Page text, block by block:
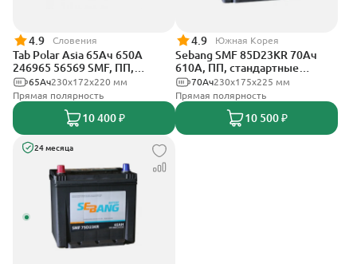
4.9 Словения
Tab Polar Asia 65Ач 650А
246965 56569 SMF, ПП,
стандартные клеммы
230х172х220 мм
65Ач
Прямая полярность
10 400 ₽
4.9 Южная Корея
Sebang SMF 85D23KR 70Ач
610А, ПП, стандартные
клеммы230х175х225 мм
70Ач
Прямая полярность
10 500 ₽
24 месяца